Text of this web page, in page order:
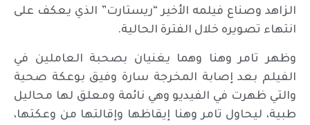
الزاهد وصناع فيلمه الأخير “ريستارت” الذي يعكف على
انتهاء تصويره خلال الفترة الحالية.
وظهر تامر وهنا وهما يغنيان بصحبة العاملين في
الفيلم بعد إصابة المخرجة سارة وفيق بوعكة صحية
والتي ظهرت في الفيديو وهي نائمة ومعلق لها محاليل
طبية، ليحاول تامر وهنا إيقاظها وإقالتها من وعكتها،